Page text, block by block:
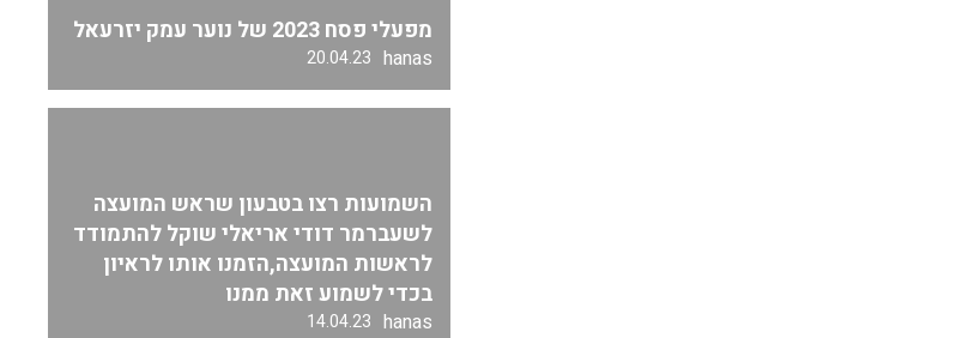
מפעלי פסח 2023 של נוער עמק יזרעאל
hanas
20.04.23
השמועות רצו בטבעון שראש המועצה
לשעברמר דודי אריאלי שוקל להתמודד
לראשות המועצה,הזמנו אותו לראיון
בכדי לשמוע זאת ממנו
hanas
14.04.23